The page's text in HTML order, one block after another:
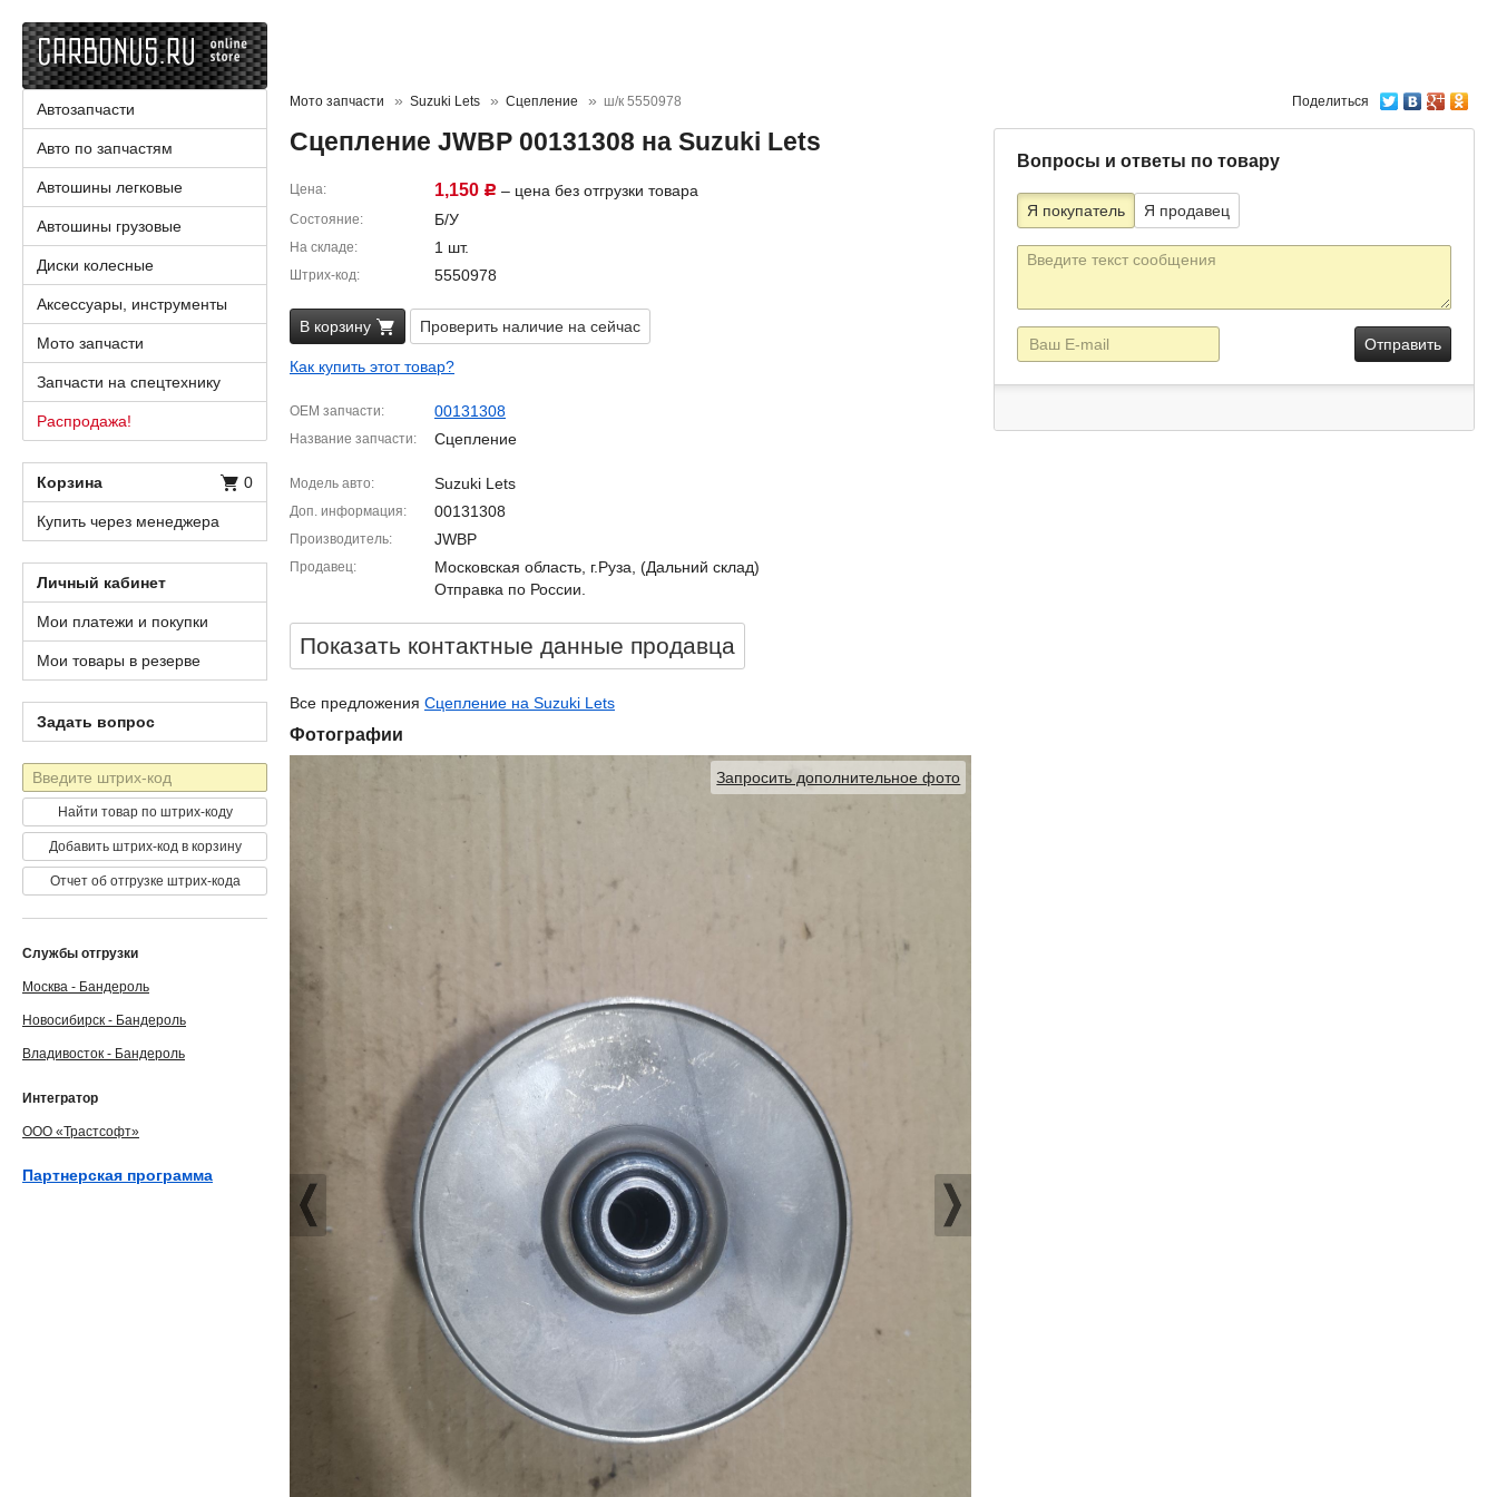
Поделиться
Мото запчасти Suzuki Lets Сцепление ш/к 5550978
Сцепление JWBP 00131308 на Suzuki Lets
Цена 1,150 Р – цена без отгрузки товара
Состояние Б/У
На складе 1 шт.
Штрих-код 5550978
В корзину Проверить наличие на сейчас
Как купить этот товар?
OEM запчасти 00131308
Название запчасти Сцепление
Модель авто Suzuki Lets
Доп. информация 00131308
Производитель JWBP
Продавец
Московская область, г.Руза, (Дальний склад)
Отправка по России.
Показать контактные данные продавцa
Все предложения Сцепление на Suzuki Lets
Фотографии
Запросить дополнительное фото
Вопросы и ответы по товару
Я покупатель Я продавец
Текст
E-
mail
Автозапчасти
Авто по запчастям
Автошины легковые
Автошины грузовые
Диски колесные
Аксессуары, инструменты
Мото запчасти
Запчасти на спецтехнику
Распродажа!
Корзина 0
Купить через менеджера
Личный кабинет
Мои платежи и покупки
Мои товары в резерве
Задать вопрос
Штрих-
код
Найти товар по штрих-коду
Добавить штрих-код в корзину
Отчет об отгрузке штрих-кода
Службы отгрузки
Москва - Бандероль
Новосибирск - Бандероль
Владивосток - Бандероль
Интегратор
ООО «Трастсофт»
Партнерская программа